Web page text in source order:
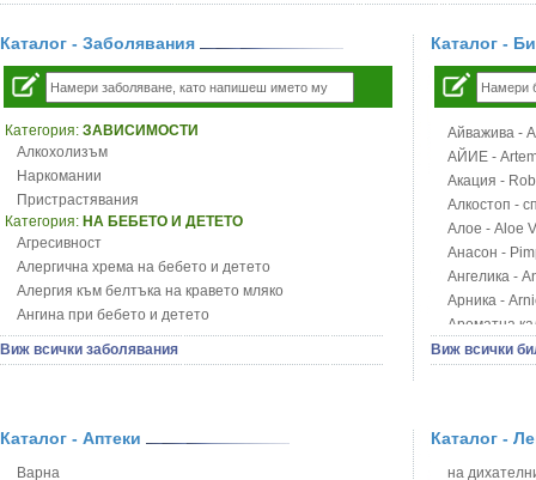
Каталог - Заболявания
Категория: ЗАВИСИМОСТИ
Алкохолизъм
Наркомании
Пристрастявания
Категория: НА БЕБЕТО И ДЕТЕТО
Агресивност
Алергична хрема на бебето и детето
Алергия към белтъка на кравето мляко
Ангина при бебето и детето
Анемия при бебето и детето
Апетит - пълни деца
Бронхиална астма при бебето и детето
Виж всички заболявания
Каталог -
Айважива -
АЙИЕ -
Акация -
Алкостоп -
Алое - Aloe
Анасон -
Ангелика -
Арника -
Ароматна
Арония -
Блатен
Блян
Виж всички
Каталог - Аптеки
Варна
Каталог -
на